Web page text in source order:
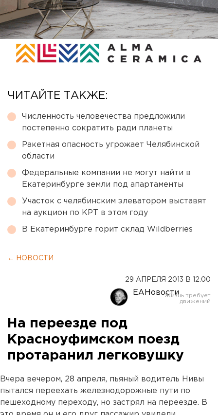
ЧИТАЙТЕ ТАКЖЕ:
Численность человечества предложили
постепенно сократить ради планеты
Ракетная опасность угрожает Челябинской
области
Федеральные компании не могут найти в
Екатеринбурге земли под апартаменты
Участок с челябинским элеватором выставят
на аукцион по КРТ в этом году
В Екатеринбурге горит склад Wildberries
← НОВОСТИ
29 АПРЕЛЯ 2013 В 12:00
ЕАНовости
На переезде под
Красноуфимском поезд
протаранил легковушку
Вчера вечером, 28 апреля, пьяный водитель Нивы
пытался переехать железнодорожные пути по
пешеходному переходу, но застрял на переезде. В